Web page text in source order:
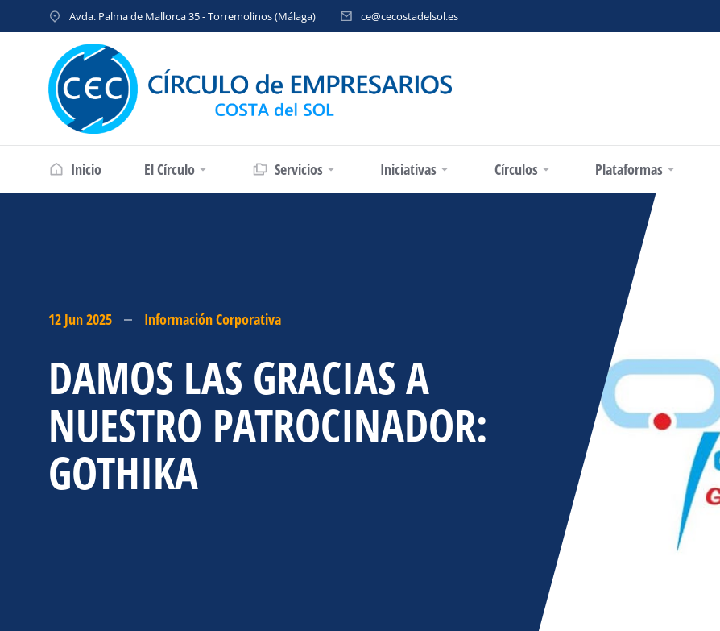
Avda. Palma de Mallorca 35 - Torremolinos (Málaga) ce@cecostadelsol.es
Inicio El Círculo Servicios Iniciativas Círculos Plataformas
12 Jun 2025 Información Corporativa
DAMOS LAS GRACIAS A
NUESTRO PATROCINADOR:
GOTHIKA